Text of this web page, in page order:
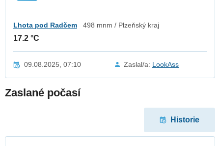
Lhota pod Radčem 498 mnm / Plzeňský kraj
17.2 °C
09.08.2025, 07:10 Zaslal/a: LookAss
Zaslané počasí
Historie